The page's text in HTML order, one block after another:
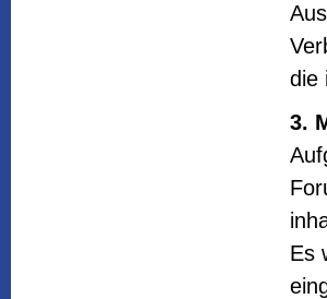
die
3.
Es